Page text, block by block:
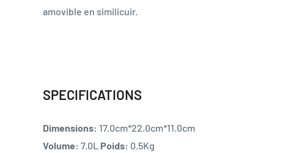
amovible en similicuir.
SPECIFICATIONS
Dimensions: 17.0cm*22.0cm*11.0cm
Volume: 7.0L Poids: 0.5Kg